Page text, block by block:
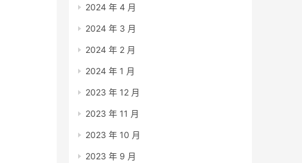
2024 年 4 月
2024 年 3 月
2024 年 2 月
2024 年 1 月
2023 年 12 月
2023 年 11 月
2023 年 10 月
2023 年 9 月